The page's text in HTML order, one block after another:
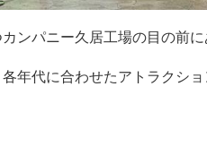
ンパニー久居工場の目の前に
年代に合わせたアトラクシ